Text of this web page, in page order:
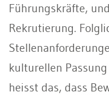
Führungskräfte,
Rekrutierung.
kulturellen
heisst das, dass